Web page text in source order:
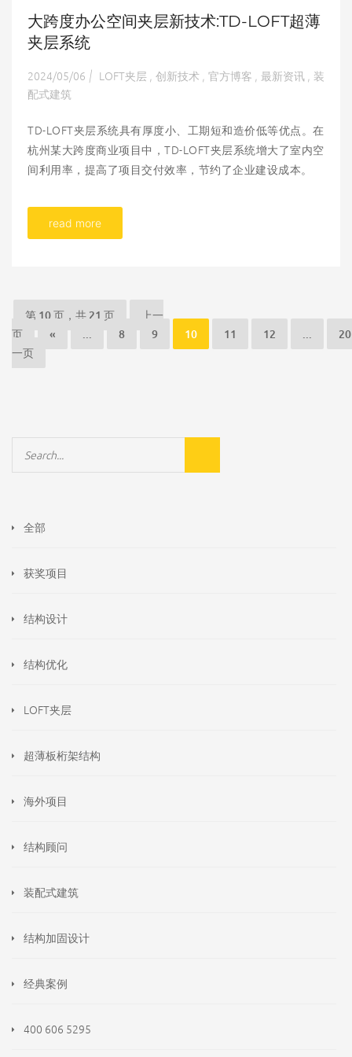
大跨度办公空间夹层新技术:TD-LOFT超薄
夹层系统
2024/05/06 | LOFT夹层 创新技术 官方博客 最新资讯 装
配式建筑
TD-LOFT夹层系统具有厚度小、工期短和造价低等优点。在
杭州某大跨度商业项目中，TD-LOFT夹层系统增大了室内空
间利用率，提高了项目交付效率，节约了企业建设成本。
read more
第 10 页，共 21 页
上一
页
« ... 8 9 10 11 12 ...
20
一页
全部
获奖项目
结构设计
结构优化
LOFT夹层
超薄板桁架结构
海外项目
结构顾问
装配式建筑
结构加固设计
经典案例
400 606 5295